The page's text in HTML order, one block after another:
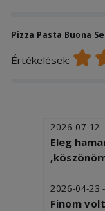
Pizza Pasta Buona
Értékelések:
2026-07-12
Eleg
2026-04-23
Finom